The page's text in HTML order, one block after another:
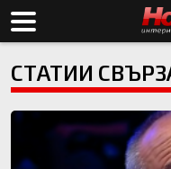
СТАТИИ